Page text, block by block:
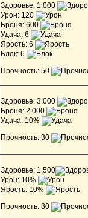
Здоровье: 1.000
Урон: 120
Броня: 600
Удача: 6
Ярость: 6
Блок: 6
Прочность: 50
Здоровье: 3.000
Броня: 2.000
Удача: 10%
Прочность: 30
Здоровье: 1.500
Урон: 10%
Ярость: 10%
Прочность: 30